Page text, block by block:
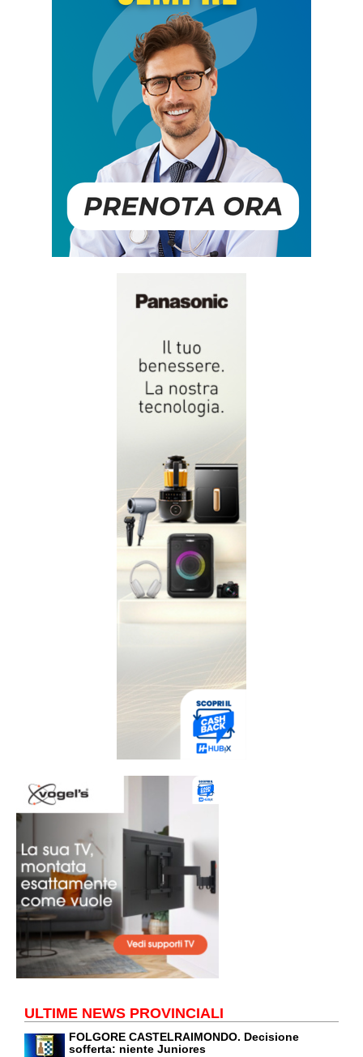
ULTIME NEWS PROVINCIALI
FOLGORE CASTELRAIMONDO. Decisione
sofferta: niente Juniores